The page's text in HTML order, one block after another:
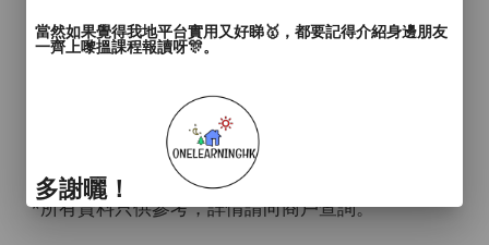
*所有資料只供參考，詳情請向商戶查詢。
當然如果覺得我地平台實用又好睇🥇，都要記得介紹身邊朋友
一齊上嚟搵課程報讀呀🎊。
多謝曬！